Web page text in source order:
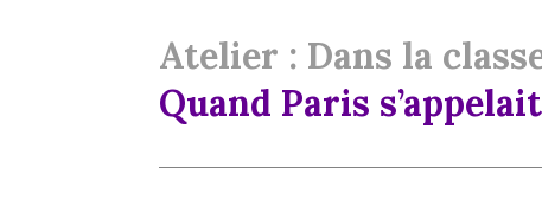
Atelier : Dans la
Quand Paris